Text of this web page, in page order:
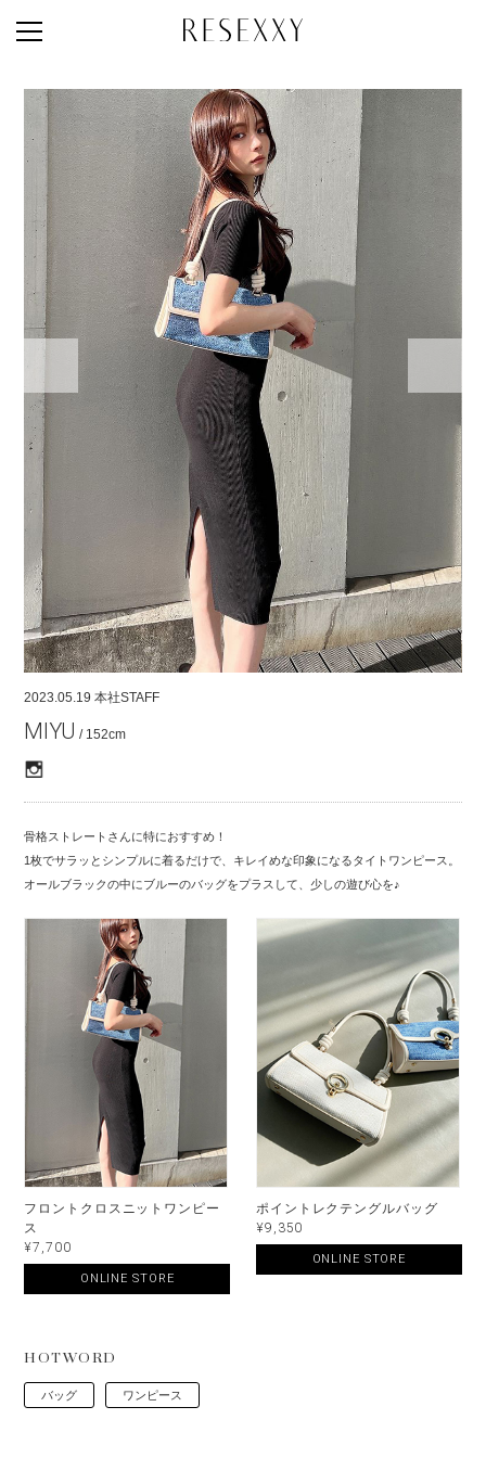
STAFF STYLE
2023.05.19 本社STAFF
MIYU / 152cm
骨格ストレートさんに特におすすめ！
1枚でサラッとシンプルに着るだけで、キレイめな印象になるタイトワンピース。
オールブラックの中にブルーのバッグをプラスして、少しの遊び心を♪
フロントクロスニットワンピー
ス
¥7,700
ONLINE STORE
ポイントレクテングルバッグ
¥9,350
ONLINE STORE
HOTWORD
バッグ ワンピース
NEWS
MAGAZINE
LOOK BOOK
NEW ARRIVAL
RANKING
STYLE PHOTO
ACCOUNT
SHOP LIST
CONCEPT
ONLINE STORE
COMPANY
CONTACT
RECRUIT
FOR BUSINESS PARTNER